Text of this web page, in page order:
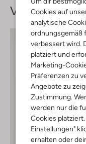
Cookies auf
analytische
ordnungsgemäß
verbessert wird.
platziert und
Marketing-
Präferenzen zu
Angebote zu
Zustimmung.
werden nur die
Cookies
Einstellungen"
erhalten oder